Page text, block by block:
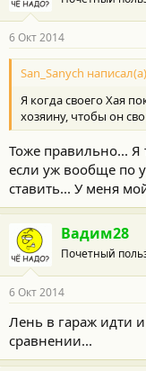
6 Окт 2014
San_Sanych
Я когда своего Хая
хозяину, чтобы он
Тоже правильно... Я
если уж вообще по
ставить... У меня
Вадим28
Почетный
6 Окт 2014
Лень в гараж идти
сравнении...